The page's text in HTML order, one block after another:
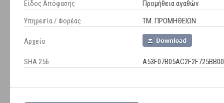
Είδος Απόφασης
Προμήθεια αγαθών
Υπηρεσία / Φορέας
ΤΜ. ΠΡΟΜΗΘΕΙΩΝ
Αρχείο
SHA 256